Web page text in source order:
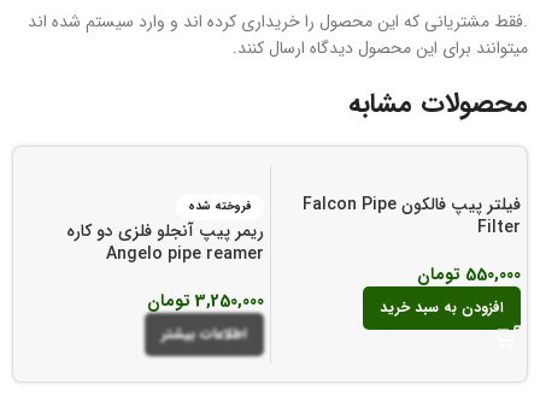
.فقط مشتریانی که این محصول را خریداری کرده اند و وارد سیستم شده اند
میتوانند برای این محصول دیدگاه ارسال کنند.
محصولات مشابه
فیلتر پیپ فالکون Falcon Pipe
Filter
550,000 تومان
افزودن به سبد خرید
فروخته شده
ریمر پیپ آنجلو فلزی دو کاره
Angelo pipe reamer
3,250,000 تومان
اطلاعات بیشتر